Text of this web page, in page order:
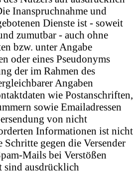
Inanspruchnahme und
Dienste ist - soweit
zumutbar - auch ohne
bzw. unter Angabe
oder eines Pseudonyms
der im Rahmen des
Angaben
wie Postanschriften,
sowie Emailadressen
von nicht
Informationen ist nicht
Schritte gegen die Versender
Mails bei Verstößen
sind ausdrücklich